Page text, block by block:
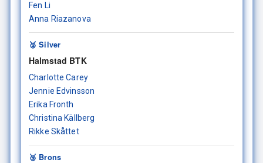
Fen Li
Anna Riazanova
🥈 Silver
Halmstad BTK
Charlotte Carey
Jennie Edvinsson
Erika Fronth
Christina Källberg
Rikke Skåttet
🥉 Brons